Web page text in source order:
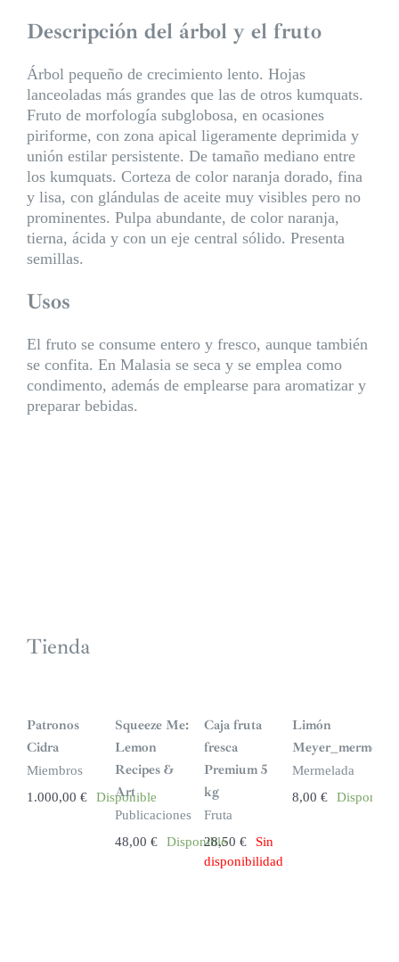
Descripción del árbol y el fruto
Árbol pequeño de crecimiento lento. Hojas
lanceoladas más grandes que las de otros kumquats.
Fruto de morfología subglobosa, en ocasiones
piriforme, con zona apical ligeramente deprimida y
unión estilar persistente. De tamaño mediano entre
los kumquats. Corteza de color naranja dorado, fina
y lisa, con glándulas de aceite muy visibles pero no
prominentes. Pulpa abundante, de color naranja,
tierna, ácida y con un eje central sólido. Presenta
semillas.
Usos
El fruto se consume entero y fresco, aunque también
se confita. En Malasia se seca y se emplea como
condimento, además de emplearse para aromatizar y
preparar bebidas.
Tienda
Patronos
Cidra
Miembros
1.000,00 € Disponible
Squeeze Me:
Lemon
Recipes &
Art
Publicaciones
48,00€ Disponible
n
s
t
o
c
k
Caja fruta
fresca
Premium 5
kg
Fruta
28,50 €
Sin
disponibilidad
Limón
Mermelada
8,00€ Disponible